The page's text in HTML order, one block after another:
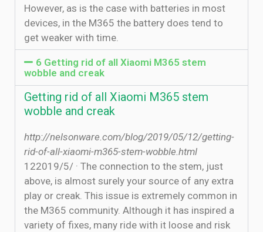
However, as is the case with batteries in most
devices, in the M365 the battery does tend to
get weaker with time.
6 Getting rid of all Xiaomi M365 stem
wobble and creak
Getting rid of all Xiaomi M365 stem
wobble and creak
http://nelsonware.com/blog/2019/05/12/getting-
rid-of-all-xiaomi-m365-stem-wobble.html
12‏‏/5‏‏/2019 · The connection to the stem, just
above, is almost surely your source of any extra
play or creak. This issue is extremely common in
the M365 community. Although it has inspired a
variety of fixes, many ride with it loose and risk